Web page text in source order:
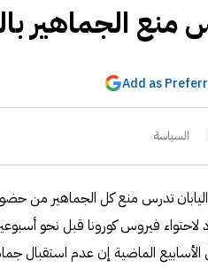
منع الجماهير
Add as
السياسة
تدرس منع كل الجماهير من
لاحتواء فيروس كورونا قبل نحو
الماضية إن عدم استقبال